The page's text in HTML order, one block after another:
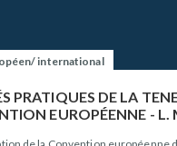
international
PRATIQUES DE LA
EUROPÉENNE - L.